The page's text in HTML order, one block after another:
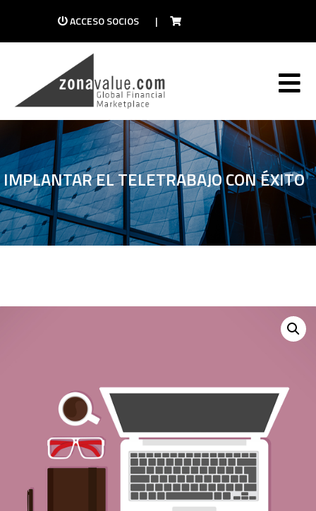
ACCESO SOCIOS |
IMPLANTAR EL TELETRABAJO CON ÉXITO